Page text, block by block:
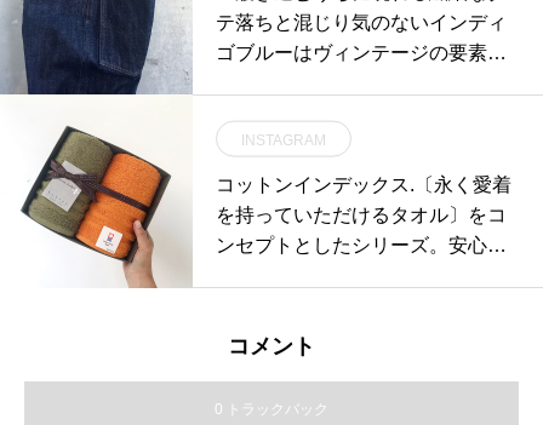
テ落ちと混じり気のないインディ
ゴブルーはヴィンテージの要素と
TONオリジナルデニム。．サイズ
もそろって再入荷です︎． あわせて
こちらもどうぞ@haus_howell ．#
MHL.#mens#womens #CANTON
dry cotton canvas#denim#テキサ
tsue #島根#松江
INSTAGRAM
コットンインデックス.〔永く愛着
を持っていただけるタオル〕をコ
ンセプトとしたシリーズ。安心・
の産地"今治"からお届けしており
コメント
0 トラックバック